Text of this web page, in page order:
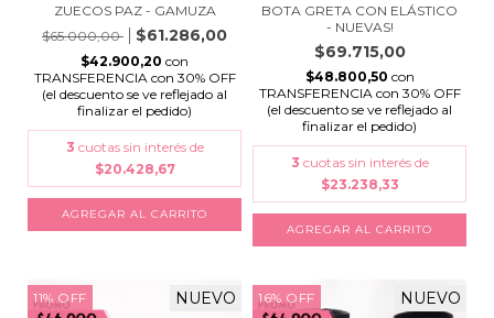
ZUECOS PAZ - GAMUZA
$65.000,00
$61.286,00
$42.900,20 con
TRANSFERENCIA con 30% OFF
(el descuento se ve reflejado al
finalizar el pedido)
3 cuotas sin interés de
$20.428,67
AGREGAR AL CARRITO
BOTA GRETA CON ELÁSTICO
- NUEVAS!
$69.715,00
$48.800,50 con
TRANSFERENCIA con 30% OFF
(el descuento se ve reflejado al
finalizar el pedido)
3 cuotas sin interés de
$23.238,33
AGREGAR AL CARRITO
11% OFF NUEVO 16% OFF NUEVO